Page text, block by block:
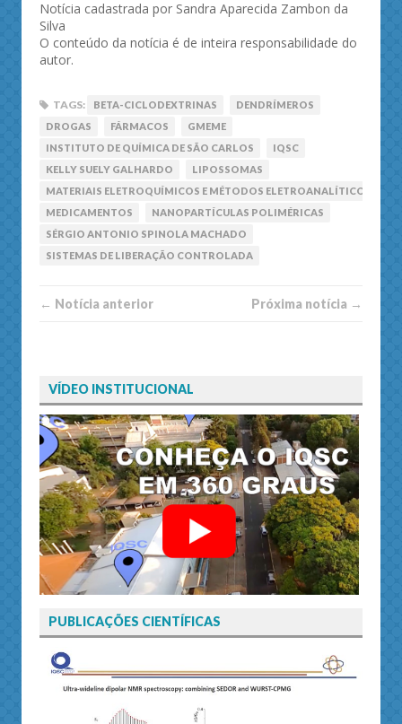
Notícia cadastrada por Sandra Aparecida Zambon da
Silva
O conteúdo da notícia é de inteira responsabilidade do
autor.
TAGS: BETA-CICLODEXTRINAS
DENDRÍMEROS
DROGAS
FÁRMACOS
GMEME
INSTITUTO DE QUÍMICA DE SÃO CARLOS
IQSC
KELLY SUELY GALHARDO
LIPOSSOMAS
MATERIAIS ELETROQUÍMICOS E MÉTODOS ELETROANALÍTICOS
MEDICAMENTOS
NANOPARTÍCULAS POLIMÉRICAS
SÉRGIO ANTONIO SPINOLA MACHADO
SISTEMAS DE LIBERAÇÃO CONTROLADA
← Notí­cia anterior Próxima notí­­cia →
VÍDEO INSTITUCIONAL
PUBLICAÇÕES CIENTÍFICAS